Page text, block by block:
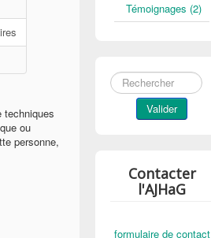
techniques
ou
personne,
Témoignages (2)
Rechercher
Valider
Contacter
l'AJHaG
formulaire de contact